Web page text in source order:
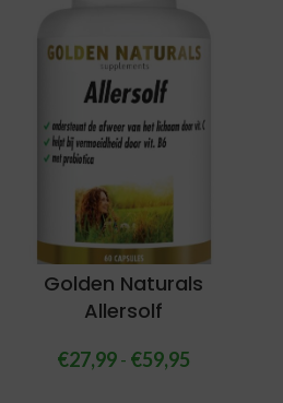
Golden Naturals
Allersolf
€27,99- €59,95